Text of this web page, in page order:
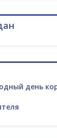
день